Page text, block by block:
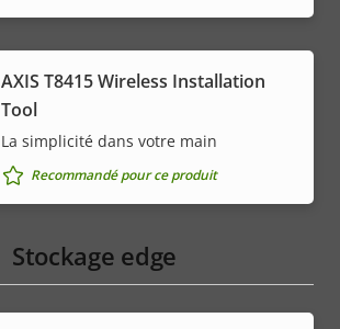
AXIS T8415 Wireless Installation
Tool
La simplicité dans votre main
Recommandé pour ce produit
Stockage edge